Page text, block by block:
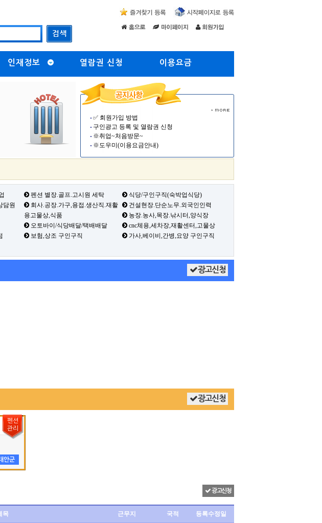
인재정보 열람권 신청 이용요금
✅ 회원가입 방법
구인광고 등록 및 열람권 신청
※취업~처음방문~
※도우미(이용요금안내)
펜션 별장.골프.고시원 세탁
식당/구인구직(숙박업식당)
담원
회사.공장.가구,용접.생산직.재활
용고물상,식품
건설현장.단순노무.외국인인력
농장.농사,목장.낚시터,양식장
오토바이/식당배달/택배배달
cnc체용,세차장,재활센터,고물상
보험,상조 구인구직
가사,베이비,간병,요양 구인구직
광고신청
광고신청
안군
펜션
관리
광고신청
목 근무지 국적 등록수정일